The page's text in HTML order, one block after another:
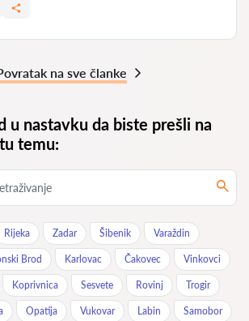
na sve članke
u nastavku da biste prešli na
temu:
Rijeka Zadar Šibenik Varaždin
Brod Karlovac Čakovec Vinkovci
Koprivnica Sesvete Rovinj Trogir
Opatija Vukovar Labin Samobor